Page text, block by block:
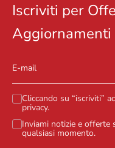
Iscriviti per
Aggiornamenti
E-mail
Cliccando su “iscriviti”
privacy.
Inviami notizie e offerte
qualsiasi momento.